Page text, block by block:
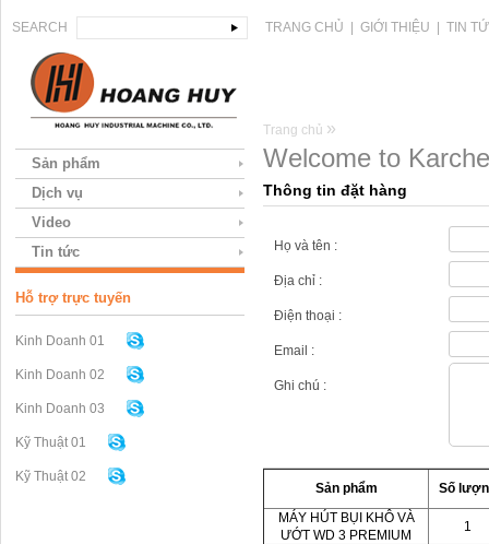
SEARCH TRANG CHỦ GIỚI THIỆU TIN
Trang chủ »
Welcome to
Sản phẩm
Dịch vụ
Video
Tin tức
Hỗ trợ trực tuyến
Kinh Doanh 01
Kinh Doanh 02
Kinh Doanh 03
Kỹ Thuật 01
Kỹ Thuật 02
Thông tin đặt hàng
Họ và tên :
Địa chỉ :
Điện thoại :
Email :
Ghi chú :
Sản phẩm
Số
MÁY HÚT BỤI KHÔ VÀ
ƯỚT WD 3 PREMIUM
1